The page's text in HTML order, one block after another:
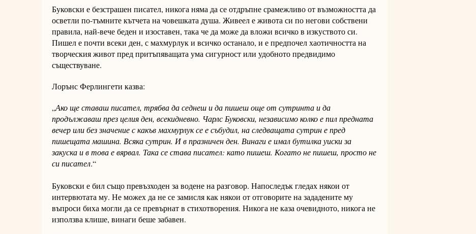
Буковски е безстрашен писател, никога няма да се отдръпне срамежливо от възможността да
осветли по-тъмните кътчета на човешката душа. Живеел е живота си по негови собствени
правила, най-вече беден и изоставен, така че да може да вложи всичко в изкуството си.
Пишел е почти всеки ден, с махмурлук и всичко останало, и е предпочел хаотичността на
творческия живот пред притъпяващата ума сигурност или удобното предвидимо
съществуване.
Лорънс Ферлингети казва:
„Ако ще ставаш писател, трябва да седнеш и да пишеш още от сутринта и да
продължаваш през целия ден, всекидневно. Чарлс Буковски, независимо колко е пил предната
вечер или без значение с какъв махмурлук се е събудил, на следващата сутрин е пред
пишещата машина. Всяка сутрин. И в празничен ден. Винаги е имал бутилка уиски за
закуска и в това е вярвал. Така се става писател: като пишеш. Когато не пишеш, просто не
си писател.“
Буковски е бил също превъзходен за водене на разговор. Напоследък гледах някои от
интервютата му. Не можех да не се замисля как някои от отговорите на зададените му
въпроси биха могли да се превърнат в стихотворения. Никога не каза очевидното, никога не
използва клише, винаги беше забавен.